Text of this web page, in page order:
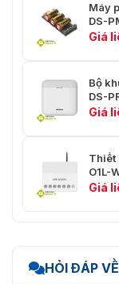
Máy
DS-
Giá
Bộ
DS-
Giá
Thiết
O1L-
Giá
HỎI ĐÁP